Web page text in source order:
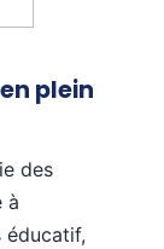
plein
des
à
éducatif,